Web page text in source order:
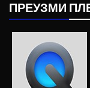
ПРЕУЗМИ